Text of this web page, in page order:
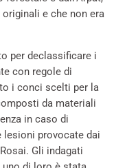
e che non era
per declassificare i
con regole di
i conci scelti per la
da materiali
in caso di
lesioni provocate dai
Gli indagati